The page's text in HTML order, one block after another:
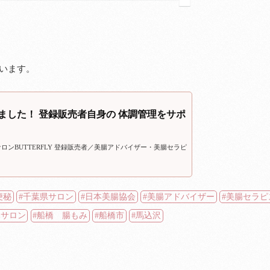
ます。
した！ 登録販売者自身の 体調管理をサポ
ンBUTTERFLY 登録販売者／美腸アドバイザー・美腸セラピ
秘 千葉県サロン 日本美腸協会 美腸アドバイザー 美腸セラピ
ロン 船橋 腸もみ 船橋市 馬込沢